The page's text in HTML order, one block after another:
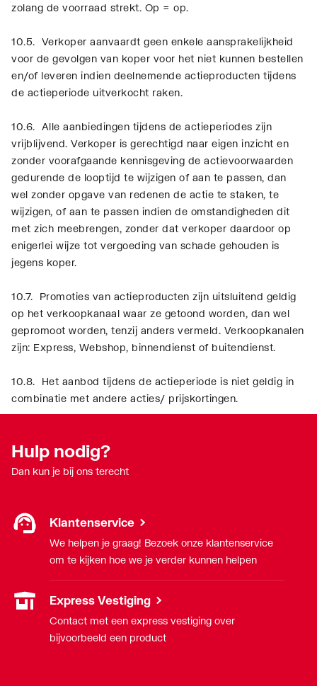
zolang de voorraad strekt. Op = op.
10.5. Verkoper aanvaardt geen enkele aansprakelijkheid
voor de gevolgen van koper voor het niet kunnen bestellen
en/of leveren indien deelnemende actieproducten tijdens
de actieperiode uitverkocht raken.
10.6. Alle aanbiedingen tijdens de actieperiodes zijn
vrijblijvend. Verkoper is gerechtigd naar eigen inzicht en
zonder voorafgaande kennisgeving de actievoorwaarden
gedurende de looptijd te wijzigen of aan te passen, dan
wel zonder opgave van redenen de actie te staken, te
wijzigen, of aan te passen indien de omstandigheden dit
met zich meebrengen, zonder dat verkoper daardoor op
enigerlei wijze tot vergoeding van schade gehouden is
jegens koper.
10.7. Promoties van actieproducten zijn uitsluitend geldig
op het verkoopkanaal waar ze getoond worden, dan wel
gepromoot worden, tenzij anders vermeld. Verkoopkanalen
zijn: Express, Webshop, binnendienst of buitendienst.
10.8. Het aanbod tijdens de actieperiode is niet geldig in
combinatie met andere acties/ prijskortingen.
Hulp nodig?
Dan kun je bij ons terecht
Klantenservice
We helpen je graag! Bezoek onze klantenservice
om te kijken hoe we je verder kunnen helpen
Express Vestiging
Contact met een express vestiging over
bijvoorbeeld een product